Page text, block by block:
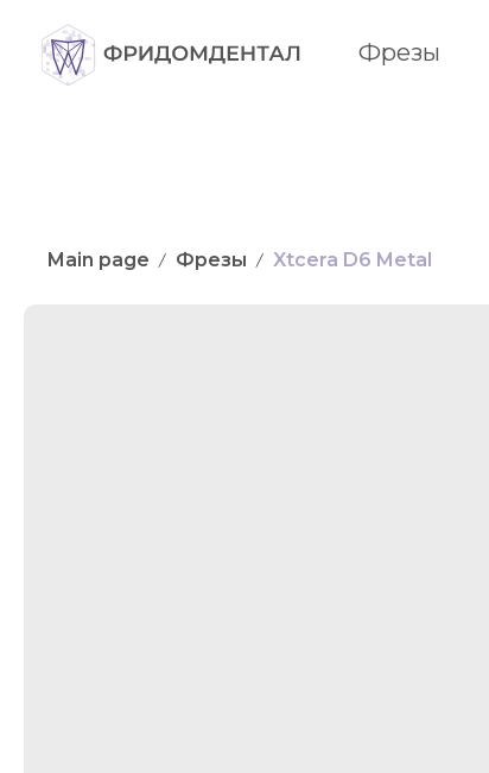
Фрезы
Main page Фрезы Xtcera D6 Metal